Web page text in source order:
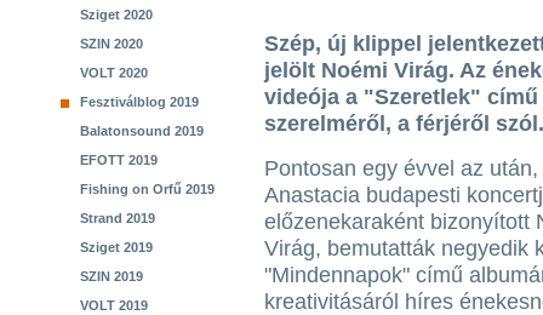
Sziget 2020
SZIN 2020
VOLT 2020
Fesztiválblog 2019
Balatonsound 2019
EFOTT 2019
Fishing on Orfű 2019
Strand 2019
Sziget 2019
SZIN 2019
VOLT 2019
Szép, új klippel
jelölt Noémi Virág. Az
videója a "Szeretlek"
szerelméről, a férjéről szól.
Pontosan egy évvel az
Anastacia budapesti
előzenekaraként bizonyított
Virág, bemutatták negyedik
"Mindennapok" című
kreativitásáról híres